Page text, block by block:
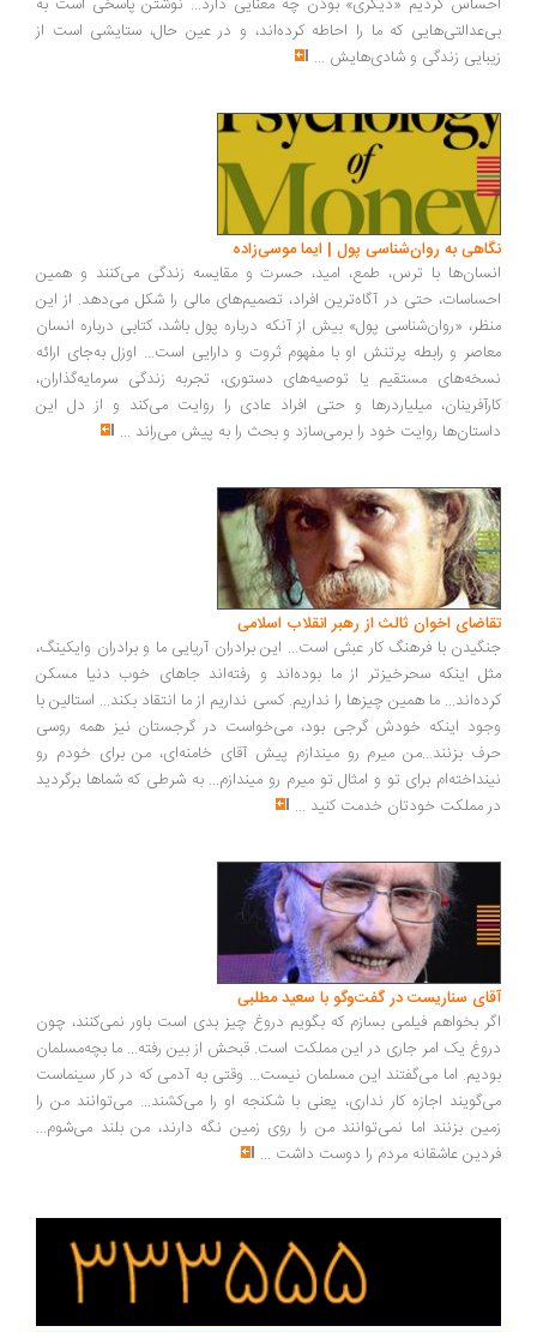
که ما را احاطه کرده‌اند، و در عین حال، ستایشی است از
زندگی و شادی‌هایش...
به روان‌شناسی پول | ایما موسی‌زاده
با ترس، طمع، امید، حسرت و مقایسه زندگی می‌کنند و همین
حتی در آگاه‌ترین افراد، تصمیم‌های مالی را شکل می‌دهد. از این
«روان‌شناسی پول» بیش از آنکه درباره پول باشد، کتابی درباره انسان
و رابطه پرتنش او با مفهوم ثروت و دارایی است... اوزل به‌جای ارائه
مستقیم یا توصیه‌های دستوری، تجربه زندگی سرمایه‌گذاران،
میلیاردرها و حتی افراد عادی را روایت می‌کند و از دل این
روایت خود را برمی‌سازد و بحث را به پیش می‌راند ...
اخوان ثالث از رهبر انقلاب اسلامی
با فرهنگ کار عبثی است... این برادران آریایی ما و برادران وایکینگ،
اینکه سحرخیزتر از ما بوده‌اند و رفته‌اند جاهای خوب دنیا مسکن
ما همین چیزها را نداریم. کسی نداریم از ما انتقاد بکند... استالین با
اینکه خودش گرجی بود، می‌خواست در گرجستان نیز همه روسی
بزنند...من میرم رو میندازم پیش آقای خامنه‌ای، من برای خودم رو
برای تو و امثال تو میرم رو میندازم... به شرطی که شماها برگردید
مملکت خودتان خدمت کنید...
سناریست در گفت‌وگو با سعید مطلبی
بخواهم فیلمی بسازم که بگویم دروغ چیز بدی است باور نمی‌کنند، چون
یک امر جاری در این مملکت است. قبحش از بین رفته... ما بچه‌مسلمان
اما می‌گفتند این مسلمان نیست... وقتی به آدمی که در کار سینماست
اجازه کار نداری، یعنی با شکنجه او را می‌کشند... می‌توانند من را
بزنند اما نمی‌توانند من را روی زمین نگه دارند، من بلند می‌شوم...
عاشقانه مردم را دوست داشت ...